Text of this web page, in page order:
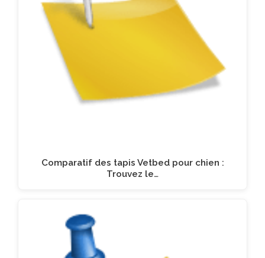
Comparatif des tapis Vetbed pour chien :
Trouvez le…